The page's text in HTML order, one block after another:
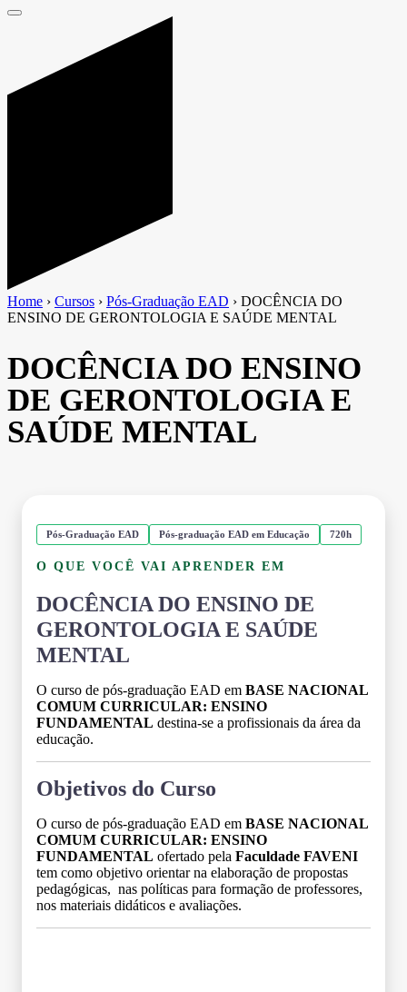
Home › Cursos › Pós-Graduação EAD › DOCÊNCIA DO
ENSINO DE GERONTOLOGIA E SAÚDE MENTAL
DOCÊNCIA DO ENSINO
DE GERONTOLOGIA E
SAÚDE MENTAL
Pós-Graduação EAD Pós-graduação EAD em Educação 720h
O QUE VOCÊ VAI APRENDER EM
DOCÊNCIA DO ENSINO DE
GERONTOLOGIA E SAÚDE
MENTAL
O curso de pós-graduação EAD em BASE NACIONAL
COMUM CURRICULAR: ENSINO
FUNDAMENTAL destina-se a profissionais da área da
educação.
Objetivos do Curso
O curso de pós-graduação EAD em BASE NACIONAL
COMUM CURRICULAR: ENSINO
FUNDAMENTAL ofertado pela Faculdade FAVENI
tem como objetivo orientar na elaboração de propostas
pedagógicas, nas políticas para formação de professores,
nos materiais didáticos e avaliações.